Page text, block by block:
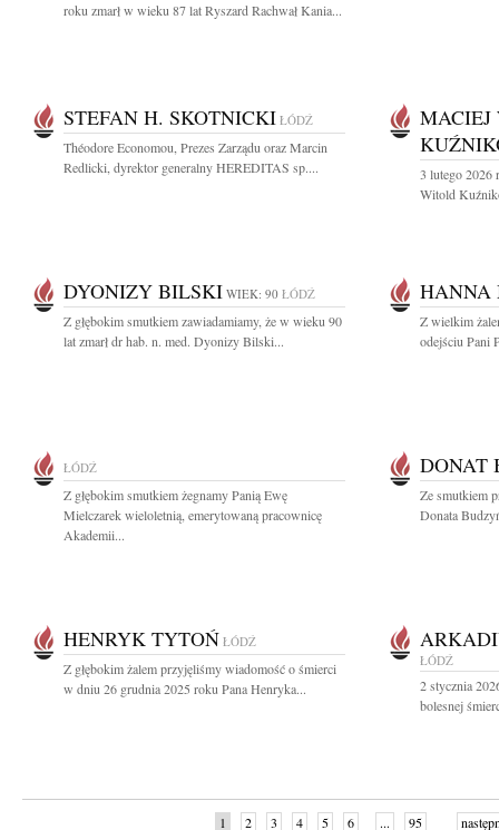
roku zmarł w wieku 87 lat Ryszard Rachwał Kania...
STEFAN H. SKOTNICKI ŁÓDŹ
Théodore Economou, Prezes Zarządu oraz Marcin
Redlicki, dyrektor generalny HEREDITAS sp....
MACIEJ
3 lutego 2026
Witold
DYONIZY BILSKI WIEK: 90 ŁÓDŹ
Z głębokim smutkiem zawiadamiamy, że w wieku 90
lat zmarł dr hab. n. med. Dyonizy Bilski...
Z wielkim
odejściu Pani
ŁÓDŹ
Z głębokim smutkiem żegnamy Panią Ewę
Mielczarek wieloletnią, emerytowaną pracownicę
Akademii...
DONAT
Ze smutkiem
Donata
HENRYK TYTOŃ ŁÓDŹ
Z głębokim żalem przyjęliśmy wiadomość o śmierci
w dniu 26 grudnia 2025 roku Pana Henryka...
ŁÓDŹ
2 stycznia
bolesnej
1 2 3 4 5 6 ... 95